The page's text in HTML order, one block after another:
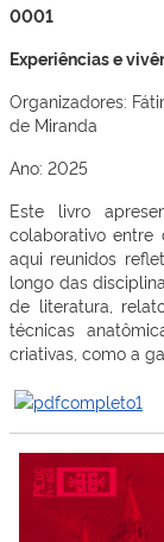
Experiências e
Organizadores:
de Miranda
Ano: 2025
Este livro
colaborativo entre
aqui reunidos
longo das
de literatura,
técnicas
criativas, como a